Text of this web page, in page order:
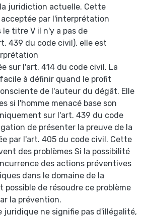
juridiction actuelle. Cette
par l'interprétation
titre V il n'y a pas de
439 du code civil), elle est
sur l'art. 414 du code civil. La
à définir quand le profit
de l'auteur du dégât. Elle
si l'homme menacé base son
sur l'art. 439 du code
de présenter la preuve de la
par l'art. 405 du code civil. Cette
des problèmes Si la possibilité
des actions préventives
dans le domaine de la
possible de résoudre ce problème
la prévention.
juridique ne signifie pas d'illégalité,